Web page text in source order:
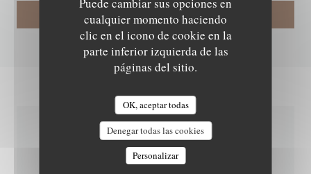
cualquier momento haciendo
clic en el icono de cookie en la
parte inferior izquierda de las
páginas del sitio.
OK, aceptar todas
Denegar todas las cookies
Personalizar
INFORMACIÓN
GENERAL